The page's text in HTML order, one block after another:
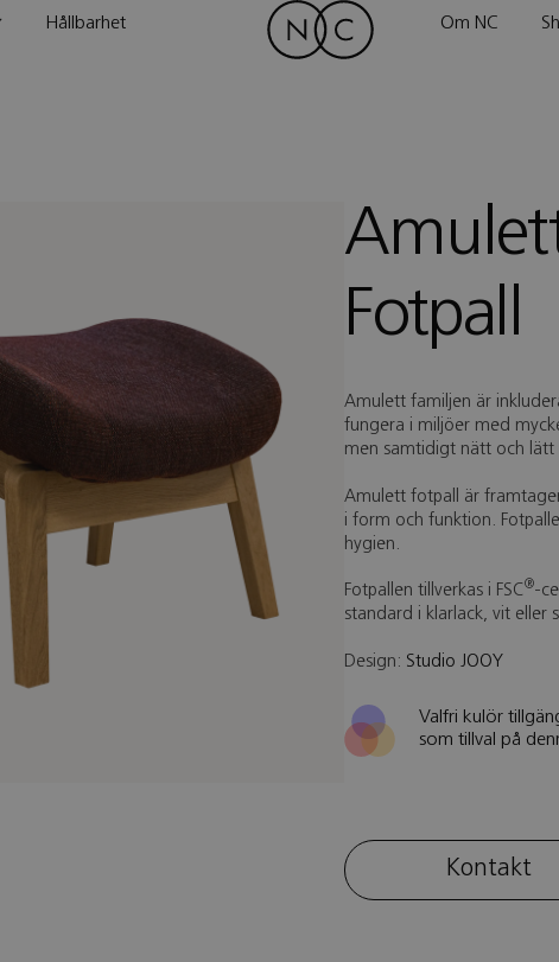
Hållbarhet Om NC
Fotpall
Amulett familjen är
fungera i miljöer med
men samtidigt nätt och lätt
Amulett fotpall är
i form och funktion.
hygien.
Fotpallen tillverkas i FSC®-
standard i klarlack, vit eller
Design: Studio JOOY
Valfri kulör
som tillval på
Kontakt